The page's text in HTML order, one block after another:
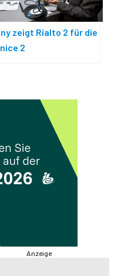
zeigt Rialto 2 für die
2
Anzeige